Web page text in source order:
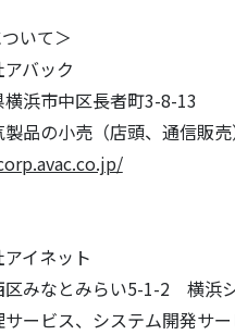
いて＞
バック
浜市中区長者町3-8-13
品の小売（店頭、通信販
イネット
区みなとみらい5-1-2 横浜
ービス、システム開発サ